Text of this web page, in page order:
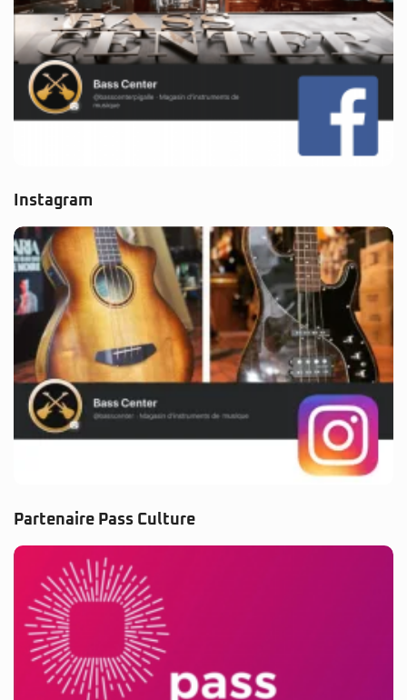
Instagram
Partenaire Pass Culture